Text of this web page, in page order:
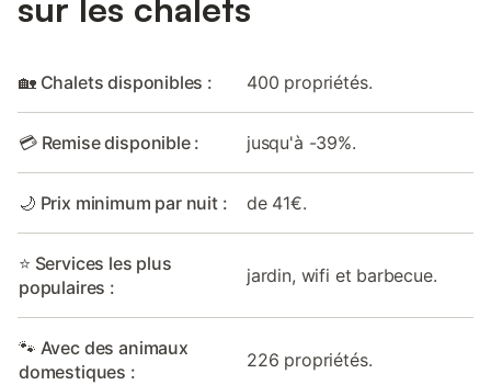
sur les chalets
🏡 Chalets disponibles : 400 propriétés.
💳 Remise disponible : jusqu'à -39%.
🌙 Prix minimum par nuit : de 41€.
⭐ Services les plus
populaires :
jardin, wifi et barbecue.
🐾 Avec des animaux
domestiques :
226 propriétés.